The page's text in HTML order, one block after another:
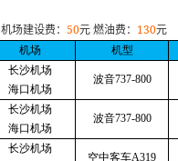
机场建设费： 50元 燃油费： 130元
机场
机型
长沙机场
海口机场
波音737-800
长沙机场
海口机场
波音737-800
长沙机场
空中客车A319